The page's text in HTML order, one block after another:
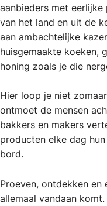
aanbieders met
van het land en uit de
aan ambachtelijke
huisgemaakte koeken,
honing zoals je die
Hier loop je niet
ontmoet de mensen
bakkers en makers
producten elke dag
bord.
Proeven, ontdekken
allemaal vandaan